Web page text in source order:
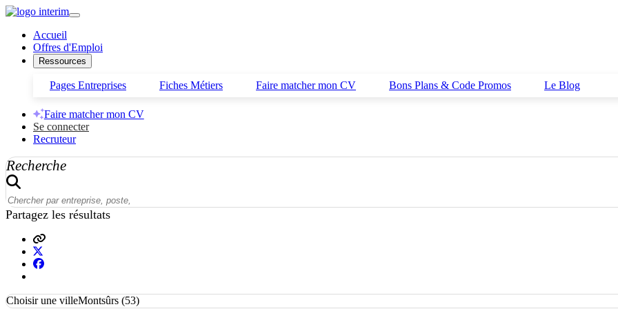
Accueil
Offres d'Emploi
Ressources
Pages Entreprises Fiches Métiers Faire matcher mon CV Bons Plans & Code Promos Le Blog
Faire matcher mon CV
Se connecter
Recruteur
Recherche
Partagez les résultats
Choisir une villeMontsûrs (53)